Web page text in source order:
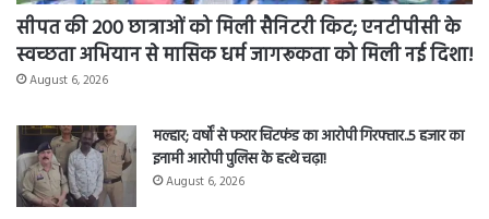
सीपत की 200 छात्राओं को मिली सैनिटरी किट; एनटीपीसी के
स्वच्छता अभियान से मासिक धर्म जागरूकता को मिली नई दिशा!
August 6, 2026
मल्हार; वर्षों से फरार चिटफंड का आरोपी गिरफ्तार..5 हजार का
इनामी आरोपी पुलिस के हत्थे चढ़ा!
August 6, 2026